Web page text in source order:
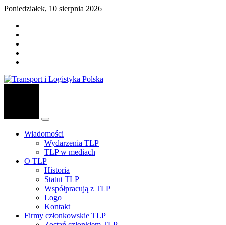
Poniedziałek, 10 sierpnia 2026
Wiadomości
Wydarzenia TLP
TLP w mediach
O TLP
Historia
Statut TLP
Współpracują z TLP
Logo
Kontakt
Firmy członkowskie TLP